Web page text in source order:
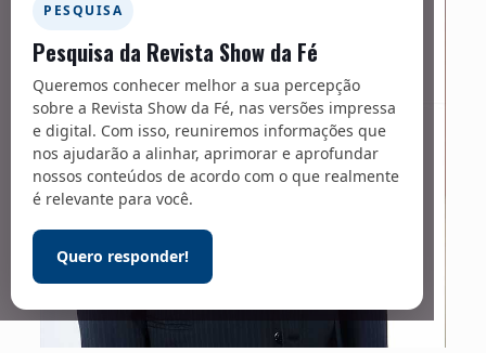
PESQUISA
Pesquisa da Revista Show da Fé
Queremos conhecer melhor a sua percepção
sobre a Revista Show da Fé, nas versões impressa
e digital. Com isso, reuniremos informações que
nos ajudarão a alinhar, aprimorar e aprofundar
nossos conteúdos de acordo com o que realmente
é relevante para você.
Quero responder!